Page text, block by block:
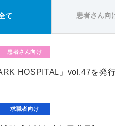
て 患者さん向
患者さん向け
HOSPITAL」vol.47を発
求職者向け